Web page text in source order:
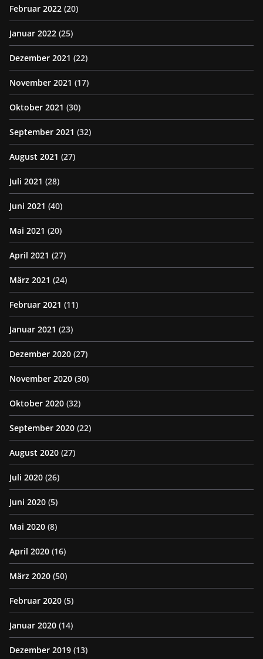
Februar 2022 (20)
Januar 2022 (25)
Dezember 2021 (22)
November 2021 (17)
Oktober 2021 (30)
September 2021 (32)
August 2021 (27)
Juli 2021 (28)
Juni 2021 (40)
Mai 2021 (20)
April 2021 (27)
März 2021 (24)
Februar 2021 (11)
Januar 2021 (23)
Dezember 2020 (27)
November 2020 (30)
Oktober 2020 (32)
September 2020 (22)
August 2020 (27)
Juli 2020 (26)
Juni 2020 (5)
Mai 2020 (8)
April 2020 (16)
März 2020 (50)
Februar 2020 (5)
Januar 2020 (14)
Dezember 2019 (13)